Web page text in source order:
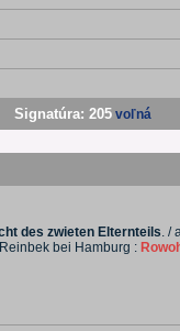
Signatúra: 205 voľná
des zwieten Elternteils. /
bei Hamburg :